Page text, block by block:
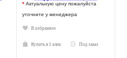
* Актуальную цену пожалуйста
уточните у менеджера
В избранное
Купить в 1 клик Под заказ